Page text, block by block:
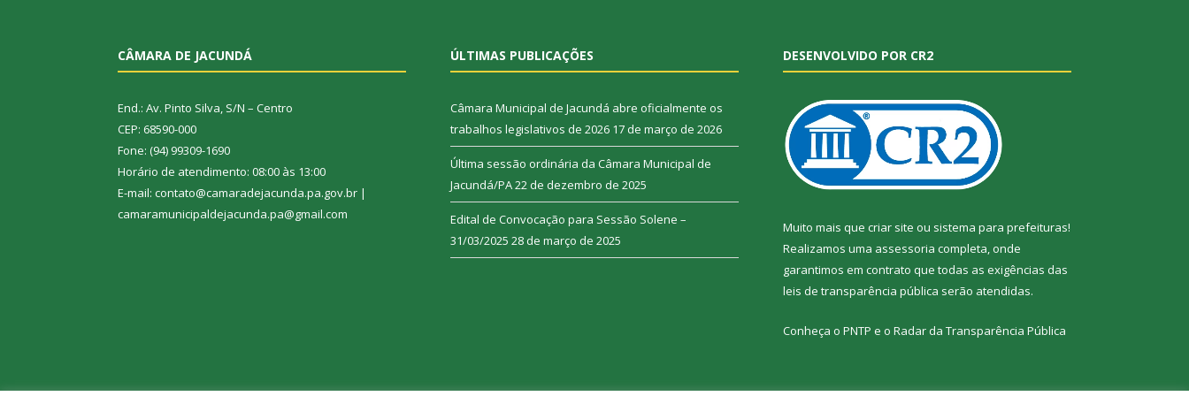
CÂMARA DE JACUNDÁ
End.: Av. Pinto Silva, S/N – Centro
CEP: 68590-000
Fone: (94) 99309-1690
Horário de atendimento: 08:00 às 13:00
E-mail: contato@camaradejacunda.pa.gov.br |
camaramunicipaldejacunda.pa@gmail.com
ÚLTIMAS PUBLICAÇÕES
Câmara Municipal de Jacundá abre oficialmente os
trabalhos legislativos de 2026 17 de março de 2026
Última sessão ordinária da Câmara Municipal de
Jacundá/PA22 de dezembro de 2025
Edital de Convocação para Sessão Solene –
31/03/2025 28 de março de 2025
DESENVOLVIDO POR CR2
Muito mais que criar site ou sistema para prefeituras!
Realizamos uma assessoria completa, onde
garantimos em contrato que todas as exigências das
leis de transparência pública serão atendidas.
Conheça o PNTP e o Radar da Transparência Pública